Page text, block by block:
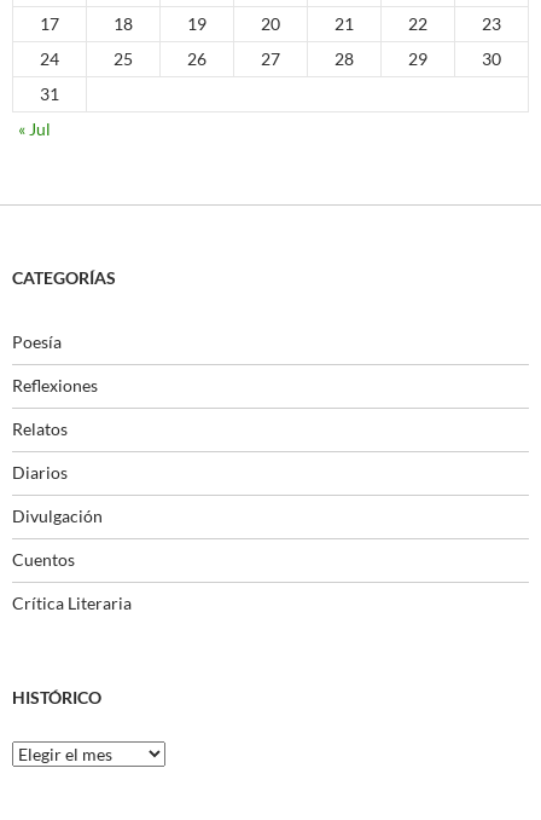
17
18 19 20 21 22
23
24
25 26 27 28 29
30
31
« Jul
CATEGORÍAS
Poesía
Reflexiones
Relatos
Diarios
Divulgación
Cuentos
Crítica Literaria
HISTÓRICO
Histórico